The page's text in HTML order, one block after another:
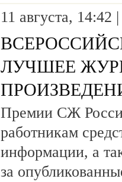
11 августа, 14:42
ЛУЧШЕЕ
Премии СЖ
работникам
информации, а
за